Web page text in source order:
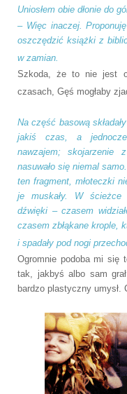
Uniosłem obie dłonie do
– Więc inaczej.
oszczędzić książki z
w zamian.
Szkoda, że to nie jest
czasach, Gęś mogłaby
Na część basową
jakiś czas, a
nawzajem; skojarzenie
nasuwało się niemal
ten fragment, młoteczki
je muskały. W ścieżce
dźwięki – czasem
czasem zbłąkane krople,
i spadały pod nogi
Ogromnie podoba mi się
tak, jakbyś albo sam
bardzo plastyczny umysł.